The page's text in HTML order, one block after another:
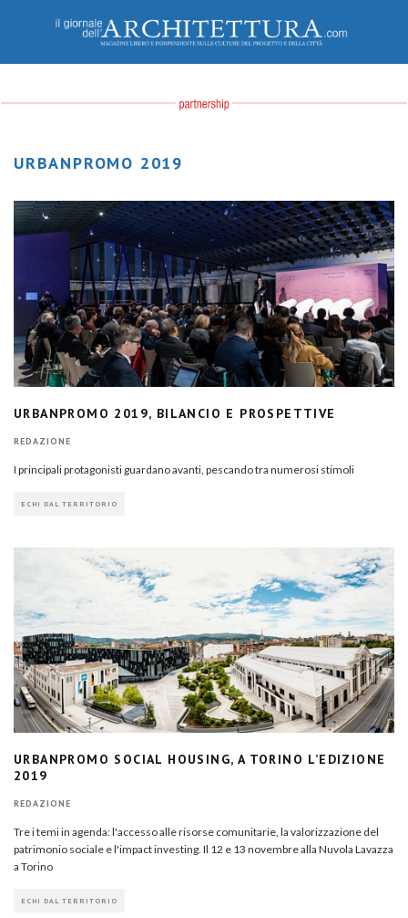
URBANPROMO 2019
URBANPROMO 2019, BILANCIO E PROSPETTIVE
REDAZIONE
I principali protagonisti guardano avanti, pescando tra numerosi stimoli
ECHI DAL TERRITORIO
URBANPROMO SOCIAL HOUSING, A TORINO L’EDIZIONE
2019
REDAZIONE
Tre i temi in agenda: l'accesso alle risorse comunitarie, la valorizzazione del
patrimonio sociale e l'impact investing. Il 12 e 13 novembre alla Nuvola Lavazza
a Torino
ECHI DAL TERRITORIO